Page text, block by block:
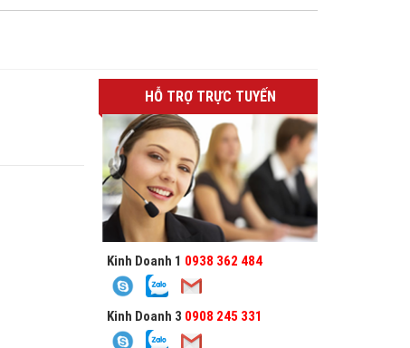
HỖ TRỢ TRỰC TUYẾN
Kinh Doanh 1 0938 362 484
Kinh Doanh 3 0908 245 331